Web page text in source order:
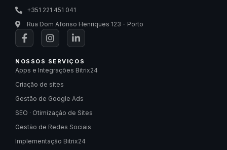
+351 221 451 041
Rua Dom Afonso Henriques 123 - Porto
NOSSOS SERVIÇOS
Apps e Integrações Bitrix24
Criação de sites
Gestão de Google Ads
SEO · Otimização de Sites
Gestão de Redes Sociais
Implementação Bitrix24